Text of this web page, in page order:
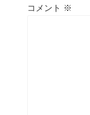
コメント ※